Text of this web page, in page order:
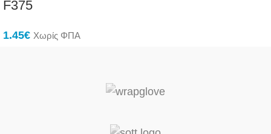
F375
1.45€ Χωρίς ΦΠΑ